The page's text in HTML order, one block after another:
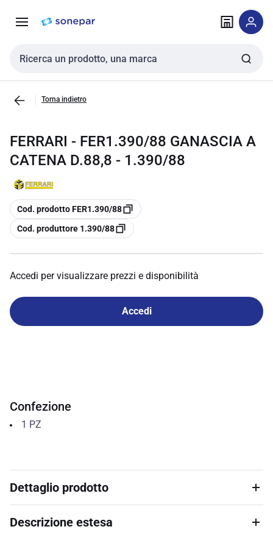
navigazione alla
Cerca input
Torna indietro
FERRARI - FER1.390/88 GANASCIA A
CATENA D.88,8 - 1.390/88
copia
Cod. prodotto FER1.390/88
copia
Cod. produttore 1.390/88
Accedi per visualizzare prezzi e disponibilità
Accedi
Confezione
1 PZ
Dettaglio prodotto
Descrizione estesa